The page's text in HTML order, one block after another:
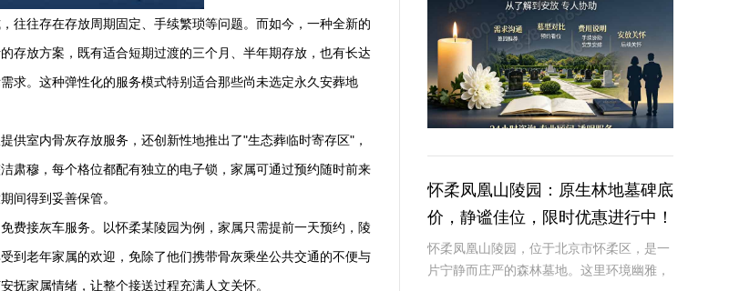
往往存在存放周期固定、手续繁琐等问题。而如今，一种全新的
存放方案，既有适合短期过渡的三个月、半年期存放，也有长达
求。这种弹性化的服务模式特别适合那些尚未选定永久安葬地
室内骨灰存放服务，还创新性地推出了"生态葬临时寄存区"，
肃穆，每个格位都配有独立的电子锁，家属可通过预约随时前来
间得到妥善保管。
费接灰车服务。以怀柔某陵园为例，家属只需提前一天预约，陵
到老年家属的欢迎，免除了他们携带骨灰乘坐公共交通的不便与
抚家属情绪，让整个接送过程充满人文关怀。
地，不仅是对逝者的尊重，也是对生者的
怀柔凤凰山陵园：原生林地墓碑底
价，静谧佳位，限时优惠进行中！
怀柔凤凰山陵园，位于北京市怀柔区，是一
片宁静而庄严的森林墓地。这里环境幽雅，